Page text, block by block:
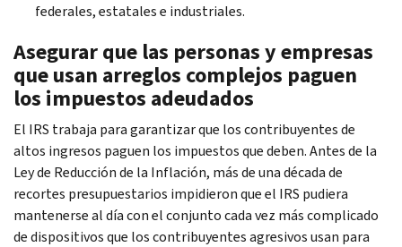
federales, estatales e industriales.
Asegurar que las personas y empresas
que usan arreglos complejos paguen
los impuestos adeudados
El IRS trabaja para garantizar que los contribuyentes de
altos ingresos paguen los impuestos que deben. Antes de la
Ley de Reducción de la Inflación, más de una década de
recortes presupuestarios impidieron que el IRS pudiera
mantenerse al día con el conjunto cada vez más complicado
de dispositivos que los contribuyentes agresivos usan para